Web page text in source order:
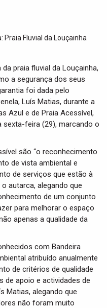
o
praia fluvial da Louçainha,
a segurança dos seus
foi dada pelo
Luís Matias, durante a
Azul e de Praia Acessível,
sexta-feira (29), marcando o
são “o reconhecimento
de vista ambiental e
de serviços que estão à
autarca, alegando que
de um conjunto
para melhorar o espaço
apenas a qualidade da
com Bandeira
atribuído anualmente
de critérios de qualidade
de apoio e actividades de
Matias, alegando que
não foram muito